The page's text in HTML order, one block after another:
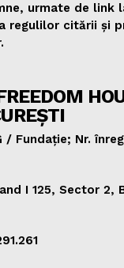
urmate de link
regulilor citării și
/ Fundație; Nr.
I 125, Sector 2,